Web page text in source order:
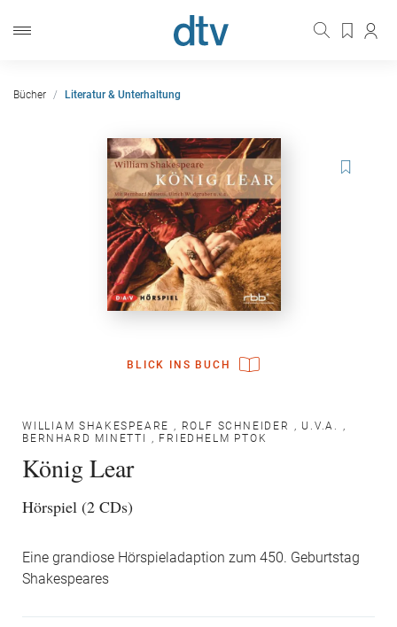
Bücher Literatur & Unterhaltung
BLICK INS BUCH
WILLIAM SHAKESPEARE , ROLF SCHNEIDER , U.V.A.
,
BERNHARD MINETTI
, FRIEDHELM PTOK
König Lear
Hörspiel (2 CDs)
Eine grandiose Hörspieladaption zum 450. Geburtstag
Shakespeares